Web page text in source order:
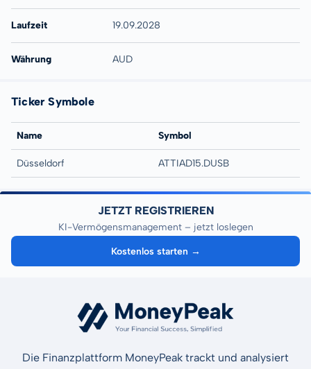
Laufzeit 19.09.2028
Währung AUD
Ticker Symbole
Name Symbol
Düsseldorf ATTIAD15.DUSB
JETZT REGISTRIEREN
KI-Vermögensmanagement – jetzt loslegen
Kostenlos starten →
Die Finanzplattform MoneyPeak trackt und analysiert